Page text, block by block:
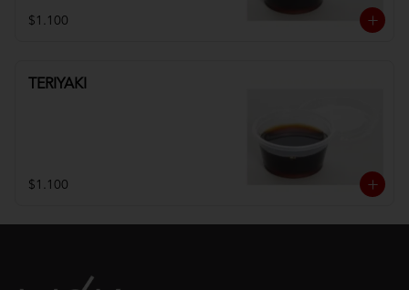
$1.100
TERIYAKI
$1.100